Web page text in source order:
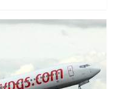
i na Wyspy
gorących
mają zostać
zimowym. To
proponowany